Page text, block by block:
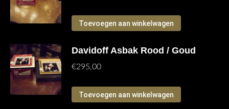
Toevoegen aan winkelwagen
Davidoff Asbak Rood / Goud
€295,00
Toevoegen aan winkelwagen